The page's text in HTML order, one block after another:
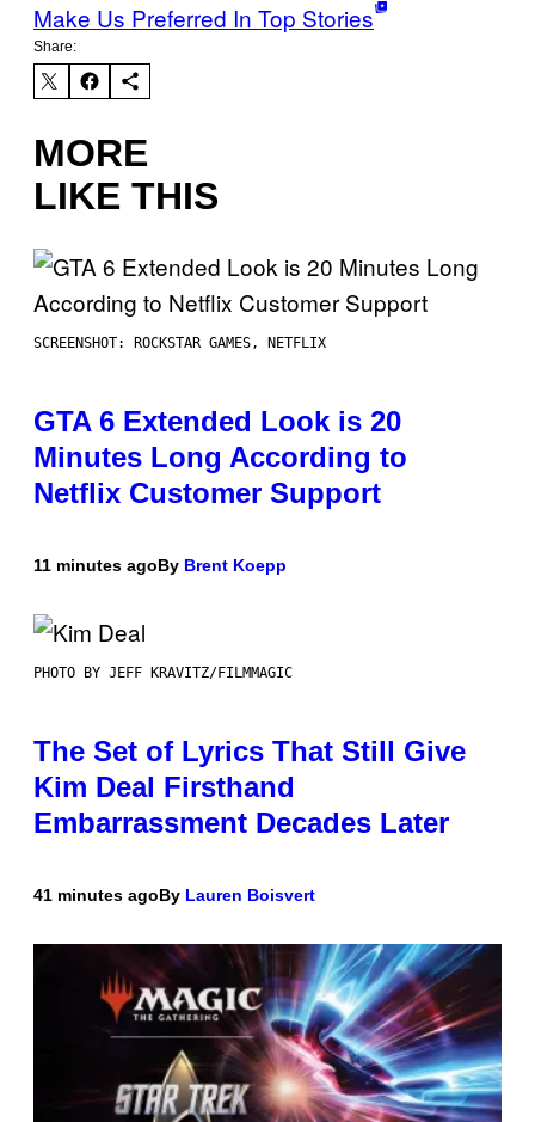
Make Us Preferred In Top Stories
Share:
MORE
LIKE THIS
SCREENSHOT: ROCKSTAR GAMES, NETFLIX
GTA 6 Extended Look is 20
Minutes Long According to
Netflix Customer Support
11 minutes agoBy Brent Koepp
PHOTO BY JEFF KRAVITZ/FILMMAGIC
The Set of Lyrics That Still Give
Kim Deal Firsthand
Embarrassment Decades Later
41 minutes agoBy Lauren Boisvert